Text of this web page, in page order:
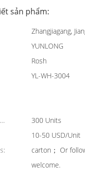
sản phẩm:
Zhangjiagang,
YUNLONG
Rosh
YL-WH-3004
300 Units
10-50 USD/Unit
carton； Or
welcome.